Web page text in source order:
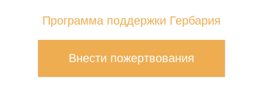
Программа поддержки Гербария
Внести пожертвования